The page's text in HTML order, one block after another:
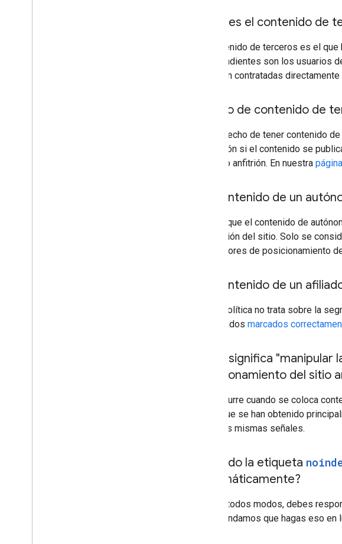
¿Qué es el contenido de
El contenido de terceros es el
independientes son los usuarios
no están contratadas
¿El uso de contenido de
No, el hecho de tener contenido
infracción si el contenido se
del sitio anfitrión. En nuestra
¿El contenido de un
No, aunque el contenido de
reputación del sitio. Solo se
los factores de posicionamiento
¿El contenido de un
No, la política no trata sobre la
de afiliados marcados
¿Qué significa
posicionamiento del sitio
Esto ocurre cuando se coloca
sitio (que se han obtenido
tiene las mismas señales.
Si añado la etiqueta
automáticamente?
No. De todos modos, debes
recomendamos que hagas eso